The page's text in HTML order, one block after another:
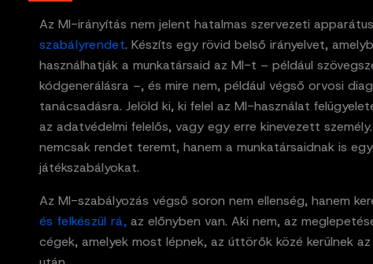
Az MI-irányítás nem jelent hatalmas szervezeti
szabályrendet. Készíts egy rövid belső irányelvet,
használhatják a munkatársaid az MI-t – például
kódgenerálásra –, és mire nem, például végső orvosi
tanácsadásra. Jelöld ki, ki felel az MI-használat
az adatvédelmi felelős, vagy egy erre kinevezett
nemcsak rendet teremt, hanem a munkatársaidnak is
játékszabályokat.
Az MI-szabályozás végső soron nem ellenség, hanem
és felkészül rá,az előnyben van. Aki nem, az
cégek, amelyek most lépnek, az úttörők közé kerülnek